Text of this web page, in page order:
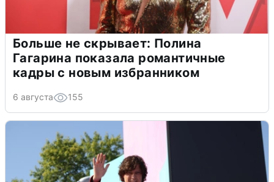
Больше не скрывает: Полина
Гагарина показала романтичные
кадры с новым избранником
6 августа 155